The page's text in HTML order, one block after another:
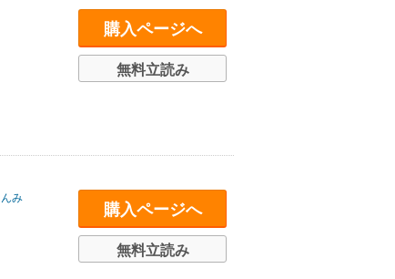
購入ページへ
無料立読み
んみ
購入ページへ
無料立読み